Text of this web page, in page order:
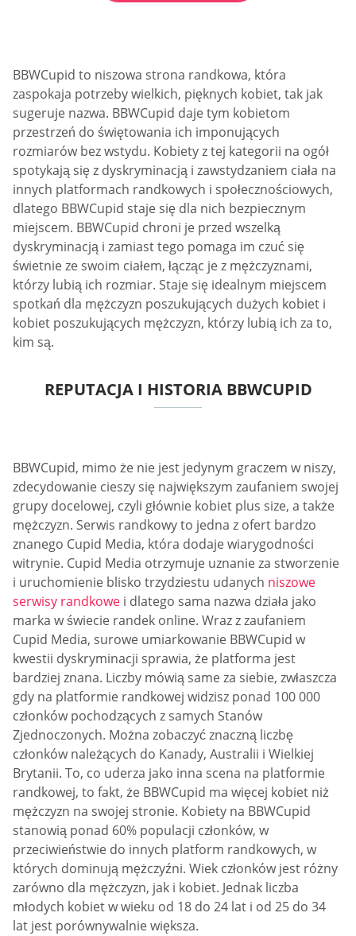
BBWCupid to niszowa strona randkowa, która
zaspokaja potrzeby wielkich, pięknych kobiet, tak jak
sugeruje nazwa. BBWCupid daje tym kobietom
przestrzeń do świętowania ich imponujących
rozmiarów bez wstydu. Kobiety z tej kategorii na ogół
spotykają się z dyskryminacją i zawstydzaniem ciała na
innych platformach randkowych i społecznościowych,
dlatego BBWCupid staje się dla nich bezpiecznym
miejscem. BBWCupid chroni je przed wszelką
dyskryminacją i zamiast tego pomaga im czuć się
świetnie ze swoim ciałem, łącząc je z mężczyznami,
którzy lubią ich rozmiar. Staje się idealnym miejscem
spotkań dla mężczyzn poszukujących dużych kobiet i
kobiet poszukujących mężczyzn, którzy lubią ich za to,
kim są.
REPUTACJA I HISTORIA BBWCUPID
BBWCupid, mimo że nie jest jedynym graczem w niszy,
zdecydowanie cieszy się największym zaufaniem swojej
grupy docelowej, czyli głównie kobiet plus size, a także
mężczyzn. Serwis randkowy to jedna z ofert bardzo
znanego Cupid Media, która dodaje wiarygodności
witrynie. Cupid Media otrzymuje uznanie za stworzenie
i uruchomienie blisko trzydziestu udanych niszowe
serwisy randkowe i dlatego sama nazwa działa jako
marka w świecie randek online. Wraz z zaufaniem
Cupid Media, surowe umiarkowanie BBWCupid w
kwestii dyskryminacji sprawia, że platforma jest
bardziej znana. Liczby mówią same za siebie, zwłaszcza
gdy na platformie randkowej widzisz ponad 100 000
członków pochodzących z samych Stanów
Zjednoczonych. Można zobaczyć znaczną liczbę
członków należących do Kanady, Australii i Wielkiej
Brytanii. To, co uderza jako inna scena na platformie
randkowej, to fakt, że BBWCupid ma więcej kobiet niż
mężczyzn na swojej stronie. Kobiety na BBWCupid
stanowią ponad 60% populacji członków, w
przeciwieństwie do innych platform randkowych, w
których dominują mężczyźni. Wiek członków jest różny
zarówno dla mężczyzn, jak i kobiet. Jednak liczba
młodych kobiet w wieku od 18 do 24 lat i od 25 do 34
lat jest porównywalnie większa.